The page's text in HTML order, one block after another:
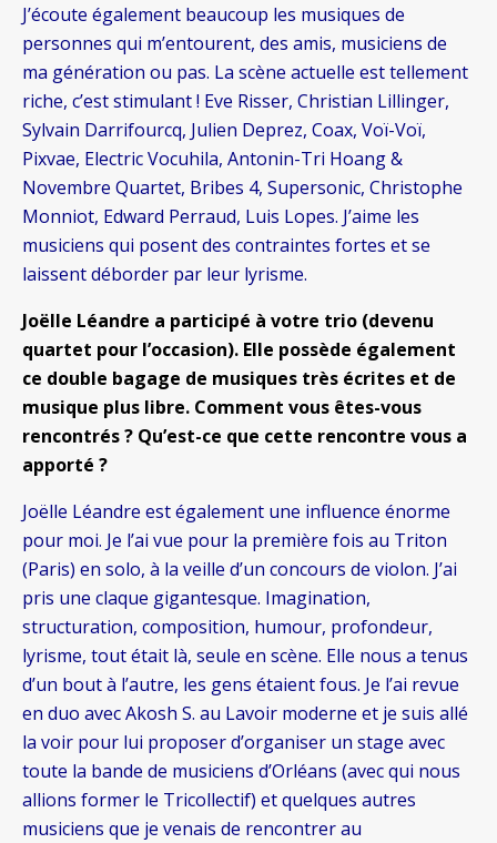
J’écoute également beaucoup les musiques de
personnes qui m’entourent, des amis, musiciens de
ma génération ou pas. La scène actuelle est tellement
riche, c’est stimulant ! Eve Risser, Christian Lillinger,
Sylvain Darrifourcq, Julien Deprez, Coax, Voï-Voï,
Pixvae, Electric Vocuhila, Antonin-Tri Hoang &
Novembre Quartet, Bribes 4, Supersonic, Christophe
Monniot, Edward Perraud, Luis Lopes. J’aime les
musiciens qui posent des contraintes fortes et se
laissent déborder par leur lyrisme.
Joëlle Léandre a participé à votre trio (devenu
quartet pour l’occasion). Elle possède également
ce double bagage de musiques très écrites et de
musique plus libre. Comment vous êtes-vous
rencontrés ? Qu’est-ce que cette rencontre vous a
apporté ?
Joëlle Léandre est également une influence énorme
pour moi. Je l’ai vue pour la première fois au Triton
(Paris) en solo, à la veille d’un concours de violon. J’ai
pris une claque gigantesque. Imagination,
structuration, composition, humour, profondeur,
lyrisme, tout était là, seule en scène. Elle nous a tenus
d’un bout à l’autre, les gens étaient fous. Je l’ai revue
en duo avec Akosh S. au Lavoir moderne et je suis allé
la voir pour lui proposer d’organiser un stage avec
toute la bande de musiciens d’Orléans (avec qui nous
allions former le Tricollectif) et quelques autres
musiciens que je venais de rencontrer au